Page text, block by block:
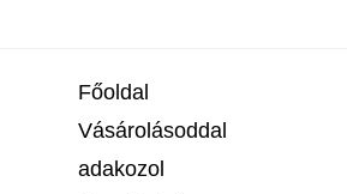
Főoldal
Vásárolásoddal
adakozol